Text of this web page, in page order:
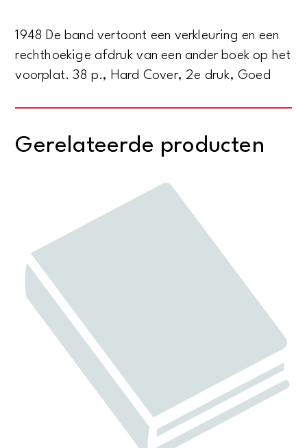
1948 De band vertoont een verkleuring en een
rechthoekige afdruk van een ander boek op het
voorplat. 38 p., Hard Cover, 2e druk, Goed
Gerelateerde producten